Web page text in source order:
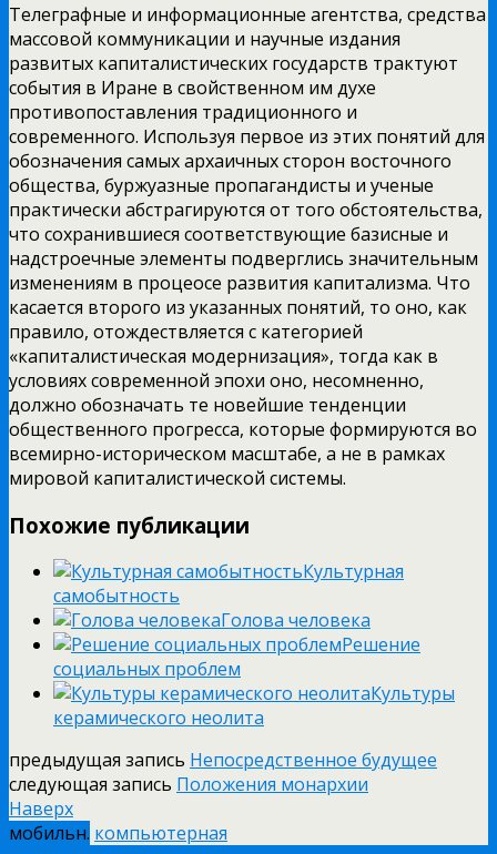
Телеграфные и информационные агентства, средства
массовой коммуникации и научные издания
развитых капиталистических государств трактуют
события в Иране в свойственном им духе
противопоставления традиционного и
современного. Используя первое из этих понятий для
обозначения самых архаичных сторон восточного
общества, буржуазные пропагандисты и ученые
практически абстрагируются от того обстоятельства,
что сохранившиеся соответствующие базисные и
надстроечные элементы подверглись значительным
изменениям в процеосе развития капитализма. Что
касается второго из указанных понятий, то оно, как
правило, отождествляется с категорией
«капиталистическая модернизация», тогда как в
условиях современной эпохи оно, несомненно,
должно обозначать те новейшие тенденции
общественного прогресса, которые формируются во
всемирно-историческом масштабе, а не в рамках
мировой капиталистической системы.
Похожие публикации
Культурная
самобытность
Голова человека
Решение
социальных проблем
Культуры
керамического неолита
предыдущая запись Непосредственное будущее
следующая запись Положения монархии
Наверх
мобильн. компьютерная